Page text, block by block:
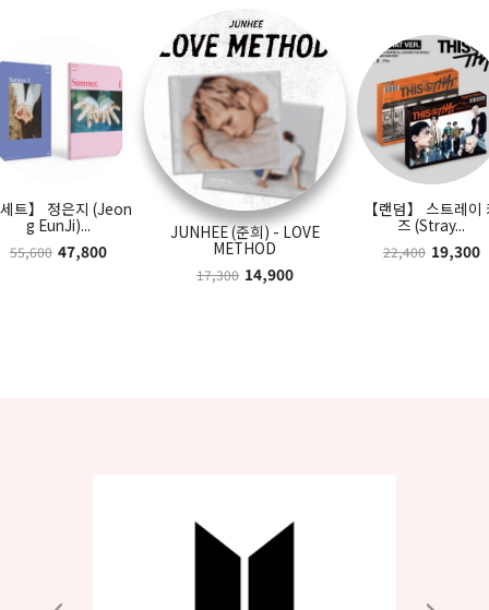
트】 정은지 (Jeon
g EunJi)...
55,600 47,800
JUNHEE (준희) - LOVE
METHOD
17,300 14,900
【랜덤】 스트레이
즈 (Stray...
22,400 19,300